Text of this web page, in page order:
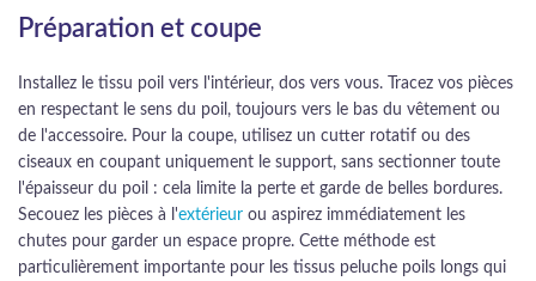
Préparation et coupe
Installez le tissu poil vers l'intérieur, dos vers vous. Tracez vos pièces
en respectant le sens du poil, toujours vers le bas du vêtement ou
de l'accessoire. Pour la coupe, utilisez un cutter rotatif ou des
ciseaux en coupant uniquement le support, sans sectionner toute
l'épaisseur du poil : cela limite la perte et garde de belles bordures.
Secouez les pièces à l'extérieur ou aspirez immédiatement les
chutes pour garder un espace propre. Cette méthode est
particulièrement importante pour les tissus peluche poils longs qui